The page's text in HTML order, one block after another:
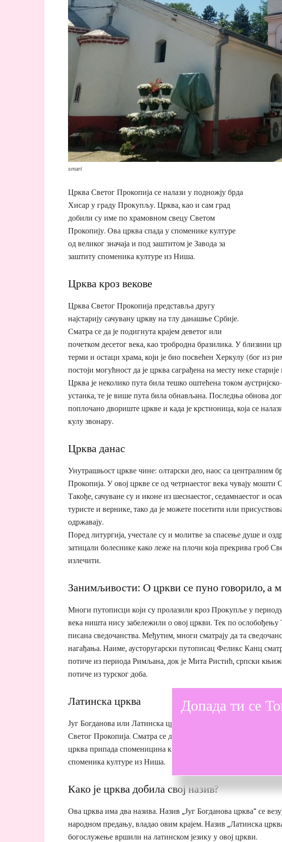
smart
Црква Светог Прокопија се налази у подножју брда
Хисар у граду Прокупљу. Црква, као и сам град
добили су име по храмовном свецу Светом
Прокопију. Ова црква спада у споменике културе
од великог значаја и под заштитом је Завода за
заштиту споменика културе из Ниша.
Црква кроз векове
Црква Светог Прокопија представља другу
најстарију сачувану цркву на тлу данашње Србије.
Сматра се да је подигнута крајем деветог или
почетком десетог века, као тробродна бразилика. У близини
терми и остаци храма, који је био посвећен Херкулу (бог из
постоји могућност да је црква саграђена на месту неке старије
Црква је неколико пута била тешко оштећена током
устанка, те је више пута била обнављана. Последња обнова
поплочано двориште цркве и када је крстионица, која се
кулу звонару.
Црква данас
Унутрашњост цркве чине: олтарски део, наос са централним
Прокопија. У овој цркве се од четрнаестог века чувају
Такође, сачуване су и иконе из шеснаестог, седамнаестог и
туристе и вернике, тако да је можете посетити или
одржавају.
Поред литургија, учестале су и молитве за спасење душе и
затицали болеснике како леже на плочи која прекрива гроб
излечити.
Занимљивости: О цркви се пуно говорило, а
Многи путописци који су пролазили кроз Прокупље у
века ништа нису забележили о овој цркви. Тек по ослобођењу
писана сведочанства. Међутим, многи сматрају да та
нагађања. Наиме, аусторугарски путописац Феликс Канц
потиче из периода Римљана, док је Мита Ристић, српски
потиче из турског доба.
Латинска црква
Југ Богданова или Латинска црква се налази на врху уског
Светог Прокопија. Сматра се да ју је подигао локални
црква припада споменицина културе од великог значаја и под
споменика културе из Ниша.
Како је црква добила свој назив?
Ова црква има два назива. Назив „Југ Богданова црква“ се
народном предању, владао овим крајем. Назив „Латинска
богослужење вршили на латинском језику у овој цркви.
Допада ти се